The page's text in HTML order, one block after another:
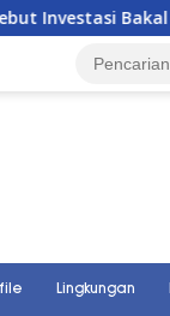
Bakal Mengalir
Lingkungan